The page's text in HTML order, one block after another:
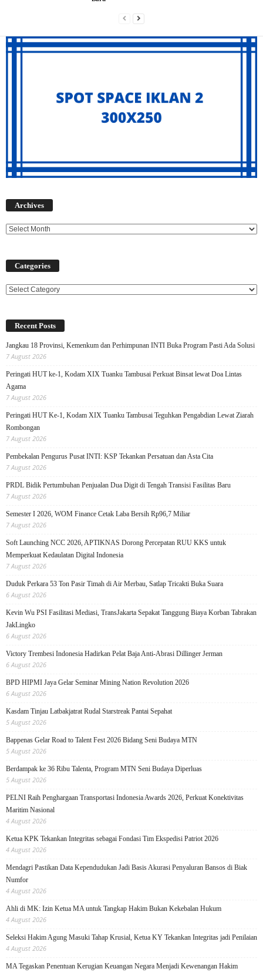
Archives
Categories
Categories
Recent Posts
Jangkau 18 Provinsi, Kemenkum dan Perhimpunan INTI Buka Program Pasti Ada Solusi
7 August 2026
Peringati HUT ke-1, Kodam XIX Tuanku Tambusai Perkuat Binsat lewat Doa Lintas
Agama
7 August 2026
Peringati HUT Ke-1, Kodam XIX Tuanku Tambusai Teguhkan Pengabdian Lewat Ziarah
Rombongan
7 August 2026
Pembekalan Pengurus Pusat INTI: KSP Tekankan Persatuan dan Asta Cita
7 August 2026
PRDL Bidik Pertumbuhan Penjualan Dua Digit di Tengah Transisi Fasilitas Baru
7 August 2026
Semester I 2026, WOM Finance Cetak Laba Bersih Rp96,7 Miliar
7 August 2026
Soft Launching NCC 2026, APTIKNAS Dorong Percepatan RUU KKS untuk
Memperkuat Kedaulatan Digital Indonesia
7 August 2026
Duduk Perkara 53 Ton Pasir Timah di Air Merbau, Satlap Tricakti Buka Suara
6 August 2026
Kevin Wu PSI Fasilitasi Mediasi, TransJakarta Sepakat Tanggung Biaya Korban Tabrakan
JakLingko
6 August 2026
Victory Trembesi Indonesia Hadirkan Pelat Baja Anti-Abrasi Dillinger Jerman
6 August 2026
BPD HIPMI Jaya Gelar Seminar Mining Nation Revolution 2026
6 August 2026
Kasdam Tinjau Latbakjatrat Rudal Starstreak Pantai Sepahat
5 August 2026
Bappenas Gelar Road to Talent Fest 2026 Bidang Seni Budaya MTN
5 August 2026
Berdampak ke 36 Ribu Talenta, Program MTN Seni Budaya Diperluas
5 August 2026
PELNI Raih Penghargaan Transportasi Indonesia Awards 2026, Perkuat Konektivitas
Maritim Nasional
4 August 2026
Ketua KPK Tekankan Integritas sebagai Fondasi Tim Ekspedisi Patriot 2026
4 August 2026
Mendagri Pastikan Data Kependudukan Jadi Basis Akurasi Penyaluran Bansos di Biak
Numfor
4 August 2026
Ahli di MK: Izin Ketua MA untuk Tangkap Hakim Bukan Kekebalan Hukum
4 August 2026
Seleksi Hakim Agung Masuki Tahap Krusial, Ketua KY Tekankan Integritas jadi Penilaian
4 August 2026
MA Tegaskan Penentuan Kerugian Keuangan Negara Menjadi Kewenangan Hakim